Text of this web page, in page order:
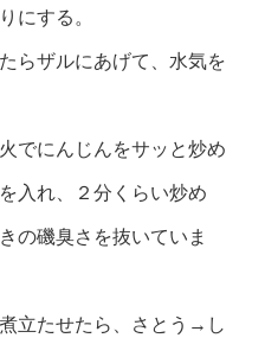
にする。
らザルにあげて、水気を
でにんじんをサッと炒め
入れ、２分くらい炒め
の磯臭さを抜いていま
立たせたら、さとう→し